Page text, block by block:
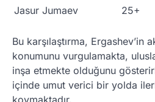
Jasur Jumaev
25+
Bu karşılaştırma, Ergashev’in
konumunu vurgulamakta,
inşa etmekte olduğunu
içinde umut verici bir yolda
koymaktadır.